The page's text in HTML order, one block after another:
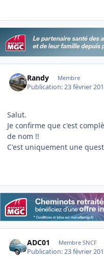
Randy Membre
Publication:23 février
Salut.
Je confirme que c'est
de nom !!
C'est uniquement une
ADC01 Membre SNCF
Publication:23 février